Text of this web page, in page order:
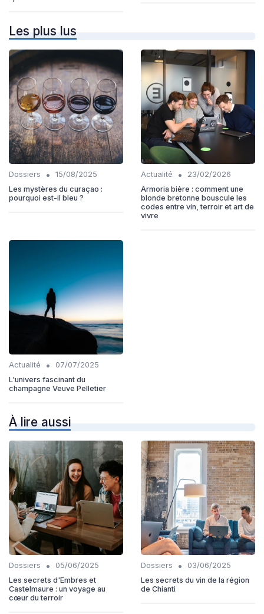
Les plus lus
Dossiers •
15/08/2025
Les mystères du curaçao :
pourquoi est-il bleu ?
Actualité •
23/02/2026
Armoria bière : comment une
blonde bretonne bouscule les
codes entre vin, terroir et art de
vivre
Actualité •
07/07/2025
L'univers fascinant du
champagne Veuve Pelletier
À lire aussi
Dossiers •
05/06/2025
Les secrets d'Embres et
Castelmaure : un voyage au
cœur du terroir
Dossiers •
03/06/2025
Les secrets du vin de la région
de Chianti